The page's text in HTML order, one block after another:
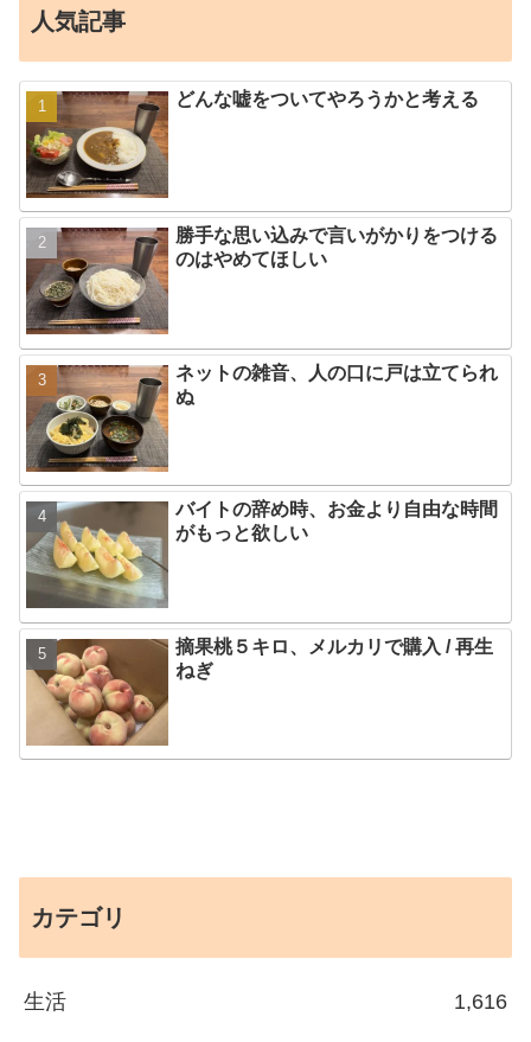
人気記事
どんな嘘をついてやろうかと考える
勝手な思い込みで言いがかりをつける
のはやめてほしい
ネットの雑音、人の口に戸は立てられ
ぬ
バイトの辞め時、お金より自由な時間
がもっと欲しい
摘果桃５キロ、メルカリで購入 / 再生
ねぎ
カテゴリ
生活 1,616